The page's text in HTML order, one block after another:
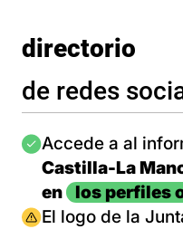
directorio
de redes
Imagen
Accede a al
Castilla-La
en
los perfiles
Imagen
El logo de la